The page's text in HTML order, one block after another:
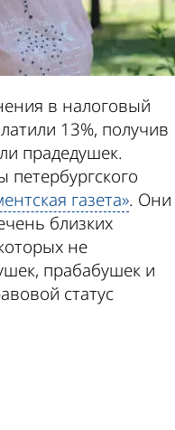
в налоговый
13%, получив
прадедушек.
петербургского
газета». Они
близких
не
прабабушек и
статус